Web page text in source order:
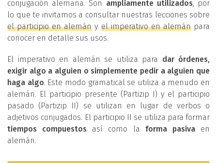
conjugación alemana. Son ampliamente utilizados, por
lo que te invitamos a consultar nuestras lecciones sobre
el participio en alemán y el imperativo en alemánpara
conocer en detalle sus usos.
El imperativo en alemán se utiliza para dar órdenes,
exigir algo a alguien o simplemente pedir a alguien que
haga algo. Este modo gramatical se utiliza a menudo en
alemán. El participio presente (Partizip I) y el participio
pasado (Partizip II) se utilizan en lugar de verbos o
adjetivos conjugados. El participio II se utiliza para formar
tiempos compuestos así como la forma pasivaen
alemán.